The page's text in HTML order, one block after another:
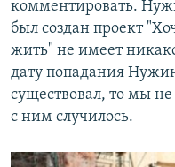
комментировать.
был создан проект
жить" не имеет
дату попадания
существовал, то мы
с ним случилось.